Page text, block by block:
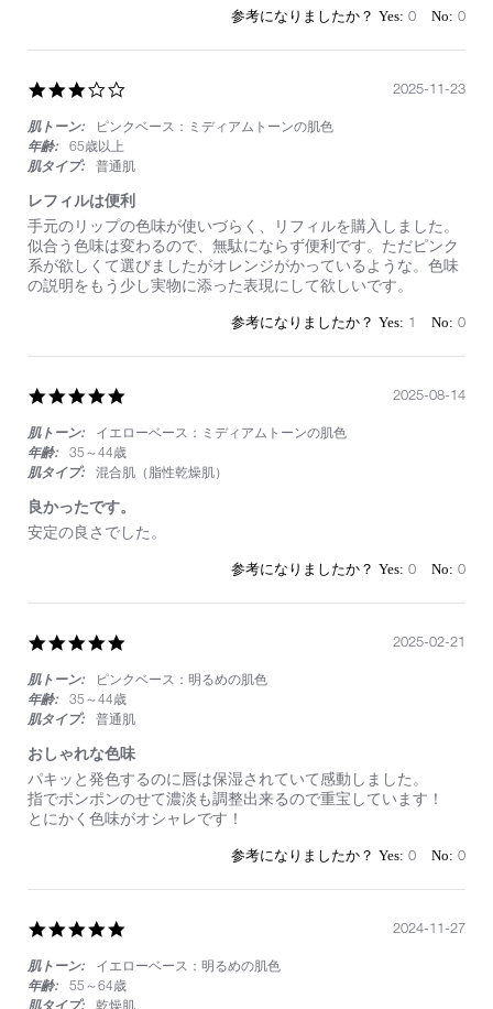
0 0
rating
肌トーン:
ピンクベース：ミディアムトーンの肌色
年齢:
65歳以上
肌タイプ:
普通肌
レフィルは便利
Review
by
on
23
Nov
review
stating
レ
フ
便
手元のリップの色味が使いづらく、リフィルを購入しました。
似合う色味は変わるので、無駄にならず便利です。ただピンク
系が欲しくて選びましたがオレンジがかっているような。色味
の説明をもう少し実物に添った表現にして欲しいです。
2025-11-23
1 0
rating
肌トーン:
イエローベース：ミディアムトーンの肌色
年齢:
35～44歳
肌タイプ:
混合肌（脂性乾燥肌）
良かったです。
Review
Aug
review
っ
で
安定の良さでした。
2025-08-14
0 0
rating
肌トーン:
ピンクベース：明るめの肌色
年齢:
35～44歳
肌タイプ:
普通肌
おしゃれな色味
Review
by
on
review
stating
お
な
味
パキッと発色するのに唇は保湿されていて感動しました。
指でポンポンのせて濃淡も調整出来るので重宝しています！
とにかく色味がオシャレです！
2025-02-21
0 0
rating
肌トーン:
イエローベース：明るめの肌色
年齢:
55～64歳
肌タイプ:
乾燥肌
2024-11-27